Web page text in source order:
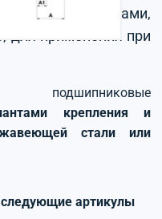
винтами,
для применения при
подшипниковые
крепления и
стали или
артикулы